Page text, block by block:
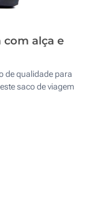
com alça e
de qualidade para
saco de viagem